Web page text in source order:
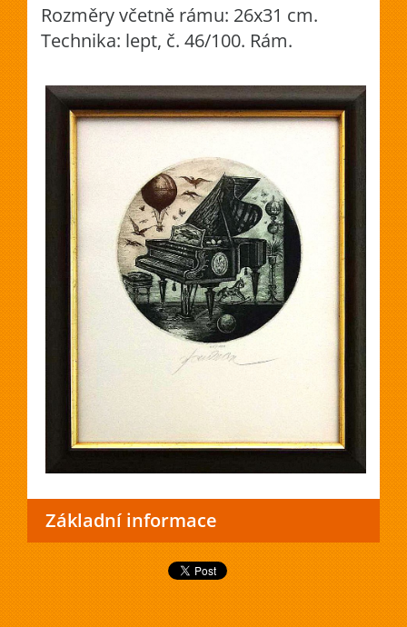
Rozměry včetně rámu: 26x31 cm.
Technika: lept, č. 46/100. Rám.
Základní informace